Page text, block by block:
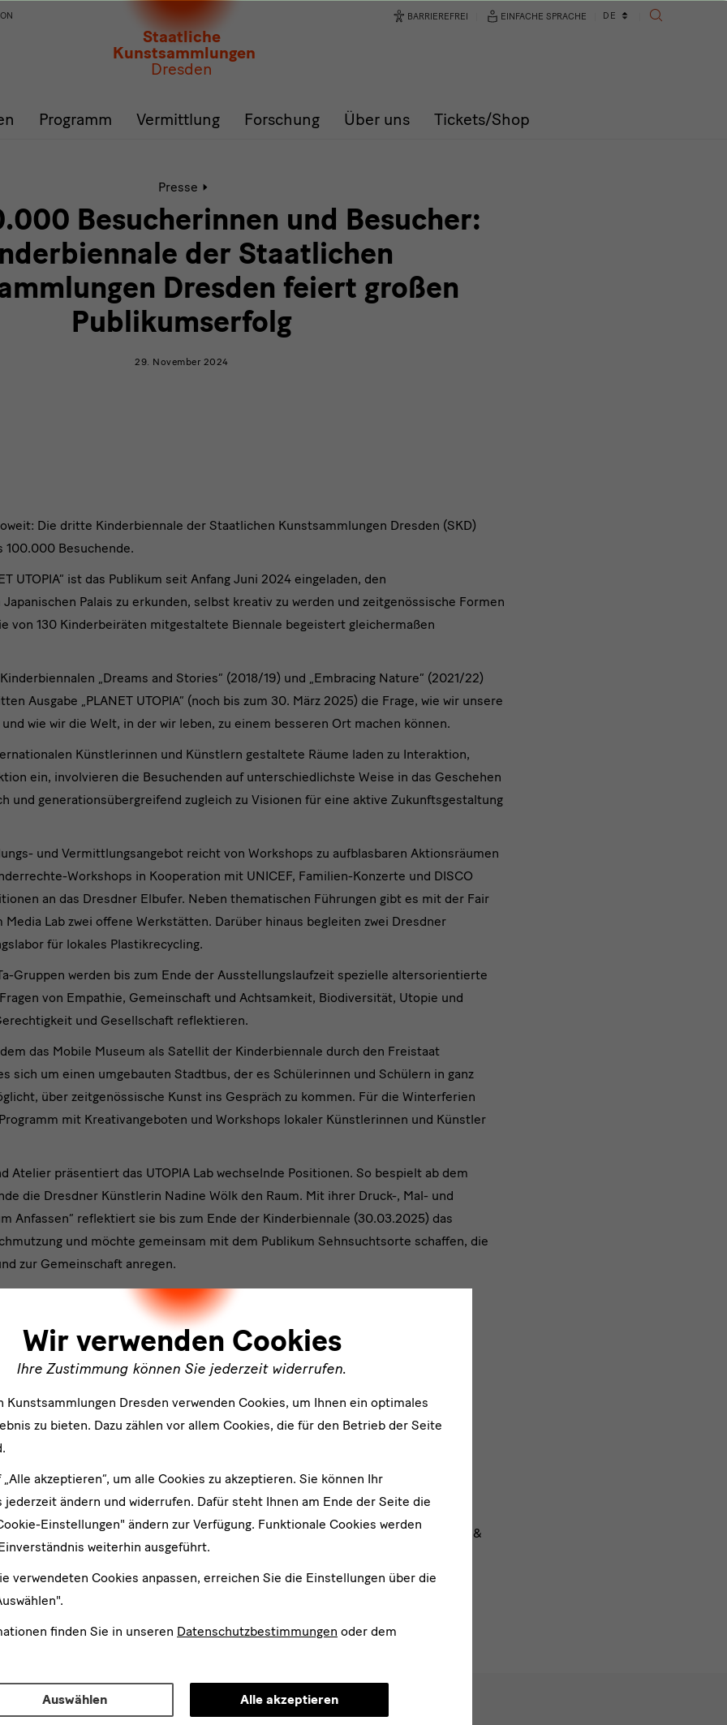
Staatliche
Kunstsammlungen
Dresden
Programm Vermittlung Forschung Über uns Tickets/Shop
BARRIEREFREI EINFACHE SPRACHE
Sprachwechsler
DE
SUCHE
Presse
100.000
und
Besucher:
Kinderbiennale
Staatlichen
Dresden
Besucherinnen und Besucher:
der Staatlichen
Dresden feiert großen
Publikumserfolg
29. November 2024
Die dritte Kinderbiennale der Staatlichen Kunstsammlungen Dresden (SKD)
Besuchende.
UTOPIA“ ist das Publikum seit Anfang Juni 2024 eingeladen, den
Palais zu erkunden, selbst kreativ zu werden und zeitgenössische Formen
von 130 Kinderbeiräten mitgestaltete Biennale begeistert gleichermaßen
„Dreams and Stories“ (2018/19) und „Embracing Nature“ (2021/22)
Ausgabe „PLANET UTOPIA“ (noch bis zum 30. März 2025) die Frage, wie wir unsere
wie wir die Welt, in der wir leben, zu einem besseren Ort machen können.
Künstlerinnen und Künstlern gestaltete Räume laden zu Interaktion,
ein, involvieren die Besuchenden auf unterschiedlichste Weise in das Geschehen
und generationsübergreifend zugleich zu Visionen für eine aktive Zukunftsgestaltung
und Vermittlungsangebot reicht von Workshops zu aufblasbaren Aktionsräumen
Workshops in Kooperation mit UNICEF, Familien-Konzerte und DISCO
an das Dresdner Elbufer. Neben thematischen Führungen gibt es mit der Fair
Media Lab zwei offene Werkstätten. Darüber hinaus begleiten zwei Dresdner
für lokales Plastikrecycling.
Gruppen werden bis zum Ende der Ausstellungslaufzeit spezielle altersorientierte
von Empathie, Gemeinschaft und Achtsamkeit, Biodiversität, Utopie und
und Gesellschaft reflektieren.
das Mobile Museum als Satellit der Kinderbiennale durch den Freistaat
sich um einen umgebauten Stadtbus, der es Schülerinnen und Schülern in ganz
über zeitgenössische Kunst ins Gespräch zu kommen. Für die Winterferien
mit Kreativangeboten und Workshops lokaler Künstlerinnen und Künstler
Atelier präsentiert das UTOPIA Lab wechselnde Positionen. So bespielt ab dem
die Dresdner Künstlerin Nadine Wölk den Raum. Mit ihrer Druck-, Mal- und
Anfassen“ reflektiert sie bis zum Ende der Kinderbiennale (30.03.2025) das
und möchte gemeinsam mit dem Publikum Sehnsuchtsorte schaffen, die
zur Gemeinschaft anregen.
Montag geschlossen
und Künstler: Jeppe Hein, Francis Alÿs, mischer‘traxler studio, George Nuku,
& Kunststoffschmiede, Alfredo & Isabel Aquilizan, POPTICUM, Manuel Radke &
Wölk
Wir verwenden Cookies
Ihre Zustimmung können Sie jederzeit widerrufen.
Kunstsammlungen Dresden verwenden Cookies, um Ihnen ein optimales
zu bieten. Dazu zählen vor allem Cookies, die für den Betrieb der Seite
akzeptieren“, um alle Cookies zu akzeptieren. Sie können Ihr
jederzeit ändern und widerrufen. Dafür steht Ihnen am Ende der Seite die
Einstellungen" ändern zur Verfügung. Funktionale Cookies werden
weiterhin ausgeführt.
verwendeten Cookies anpassen, erreichen Sie die Einstellungen über die
finden Sie in unseren Datenschutzbestimmungen oder dem
Auswählen Alle akzeptieren